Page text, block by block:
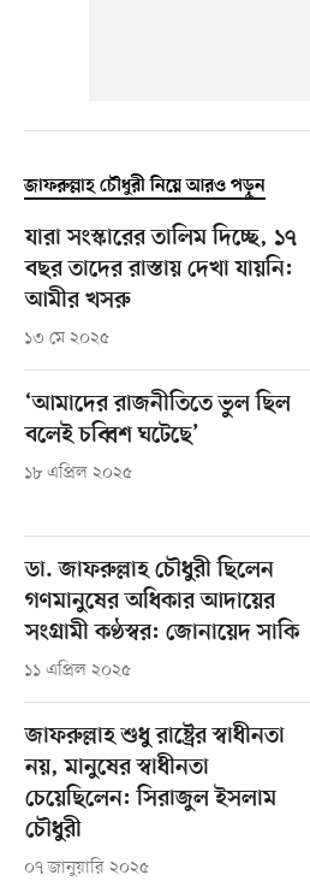
জাফরুল্লাহ চৌধুরী নিয়ে আরও পড়ুন
যারা সংস্কারের তালিম দিচ্ছে, ১৭
বছর তাদের রাস্তায় দেখা যায়নি:
আমীর খসরু
১৩ মে ২০২৫
‘আমাদের রাজনীতিতে ভুল ছিল
বলেই চব্বিশ ঘটেছে’
১৮ এপ্রিল ২০২৫
ডা. জাফরুল্লাহ চৌধুরী ছিলেন
গণমানুষের অধিকার আদায়ের
সংগ্রামী কণ্ঠস্বর: জোনায়েদ সাকি
১১ এপ্রিল ২০২৫
জাফরুল্লাহ শুধু রাষ্ট্রের স্বাধীনতা
নয়, মানুষের স্বাধীনতা
চেয়েছিলেন: সিরাজুল ইসলাম
চৌধুরী
০৭ জানুয়ারি ২০২৫